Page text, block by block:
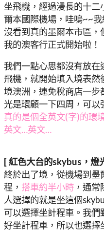
坐飛機，經過漫長的十
爾本國際機場，哇嗚~~
沒看到真的墨爾本市區，
我的澳客行正式開始啦！
我們一點心思都沒有放
飛機，就開始填入境表然
境澳洲，連免稅商店一步
光是環顧一下四周，可以
真的是個全英文(字)的環
英文…英文…
[ 紅色大台的skybus，燈
終於出了境，從機場到
程， 搭車約半小時 ，通
人選擇的就是坐這個
可以選擇坐計程車。我
好坐計程車，所以也選擇